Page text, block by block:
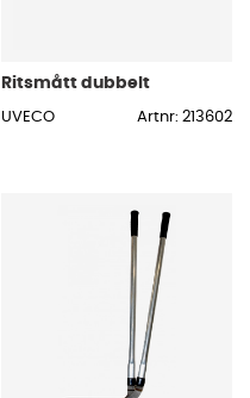
Ritsmått dubbelt
UVECO Artnr: 213602